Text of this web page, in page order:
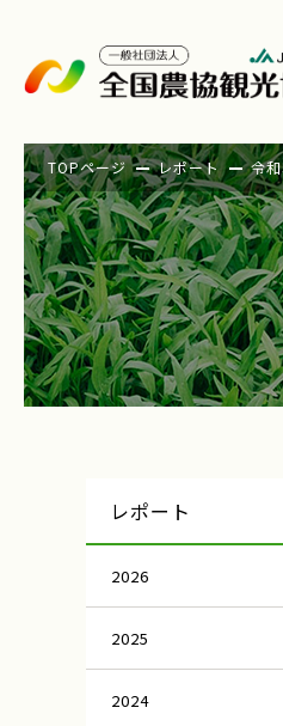
TOPページ レポート 令
レポート
2026
2025
2024